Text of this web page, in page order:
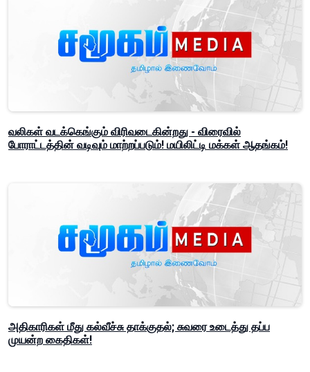
வலிகள் வடக்கெங்கும் விரிவடைகின்றது - விரைவில்
போராட்டத்தின் வடிவும் மாற்றப்படும்! மயிலிட்டி மக்கள் ஆதங்கம்!
அதிகாரிகள் மீது கல்வீச்சு தாக்குதல்; சுவரை உடைத்து தப்ப
முயன்ற கைதிகள்!